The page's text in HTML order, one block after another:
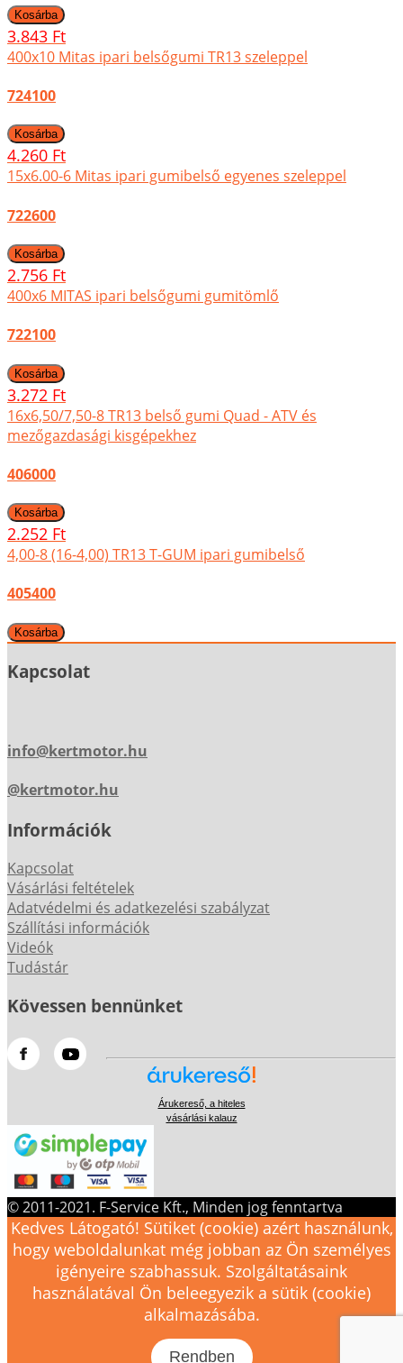
3.843 Ft
400x10 Mitas ipari belsőgumi TR13 szeleppel
724100
4.260 Ft
15x6.00-6 Mitas ipari gumibelső egyenes szeleppel
722600
2.756 Ft
400x6 MITAS ipari belsőgumi gumitömlő
722100
3.272 Ft
16x6,50/7,50-8 TR13 belső gumi Quad - ATV és
mezőgazdasági kisgépekhez
406000
2.252 Ft
4,00-8 (16-4,00) TR13 T-GUM ipari gumibelső
405400
Kapcsolat
info@kertmotor.hu
@kertmotor.hu
Információk
Kapcsolat
Vásárlási feltételek
Adatvédelmi és adatkezelési szabályzat
Szállítási információk
Videók
Tudástár
Kövessen bennünket
Árukereső, a hiteles
vásárlási kalauz
© 2011-2021. F-Service Kft., Minden jog fenntartva
Kedves Látogató! Sütiket (cookie) azért használunk,
hogy weboldalunkat még jobban az Ön személyes
igényeire szabhassuk. Szolgáltatásaink
használatával Ön beleegyezik a sütik (cookie)
alkalmazásába.
Rendben